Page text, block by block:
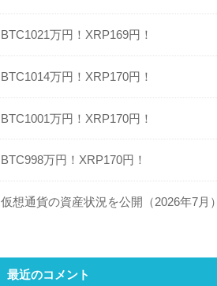
BTC1021万円！XRP169円！
BTC1014万円！XRP170円！
BTC1001万円！XRP170円！
BTC998万円！XRP170円！
仮想通貨の資産状況を公開（2026年7月）
最近のコメント